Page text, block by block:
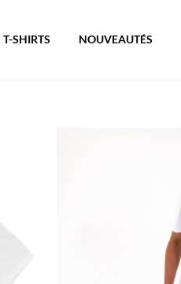
T-SHIRTS NOUVEAUTÉS